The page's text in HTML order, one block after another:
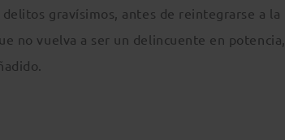
gravísimos, antes de reintegrarse a la
no vuelva a ser un delincuente en potencia,